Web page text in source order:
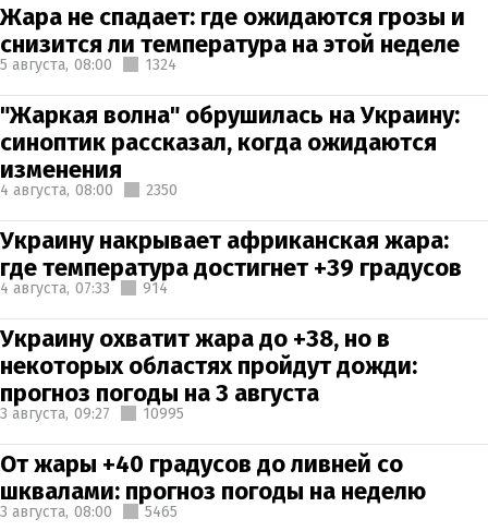
Жара не спадает: где ожидаются грозы и
снизится ли температура на этой неделе
5 августа, 08:00 1324
"Жаркая волна" обрушилась на Украину:
синоптик рассказал, когда ожидаются
изменения
4 августа, 08:00 2350
Украину накрывает африканская жара:
где температура достигнет +39 градусов
4 августа, 07:33 914
Украину охватит жара до +38, но в
некоторых областях пройдут дожди:
прогноз погоды на 3 августа
3 августа, 09:27 10995
От жары +40 градусов до ливней со
шквалами: прогноз погоды на неделю
3 августа, 08:00 5465